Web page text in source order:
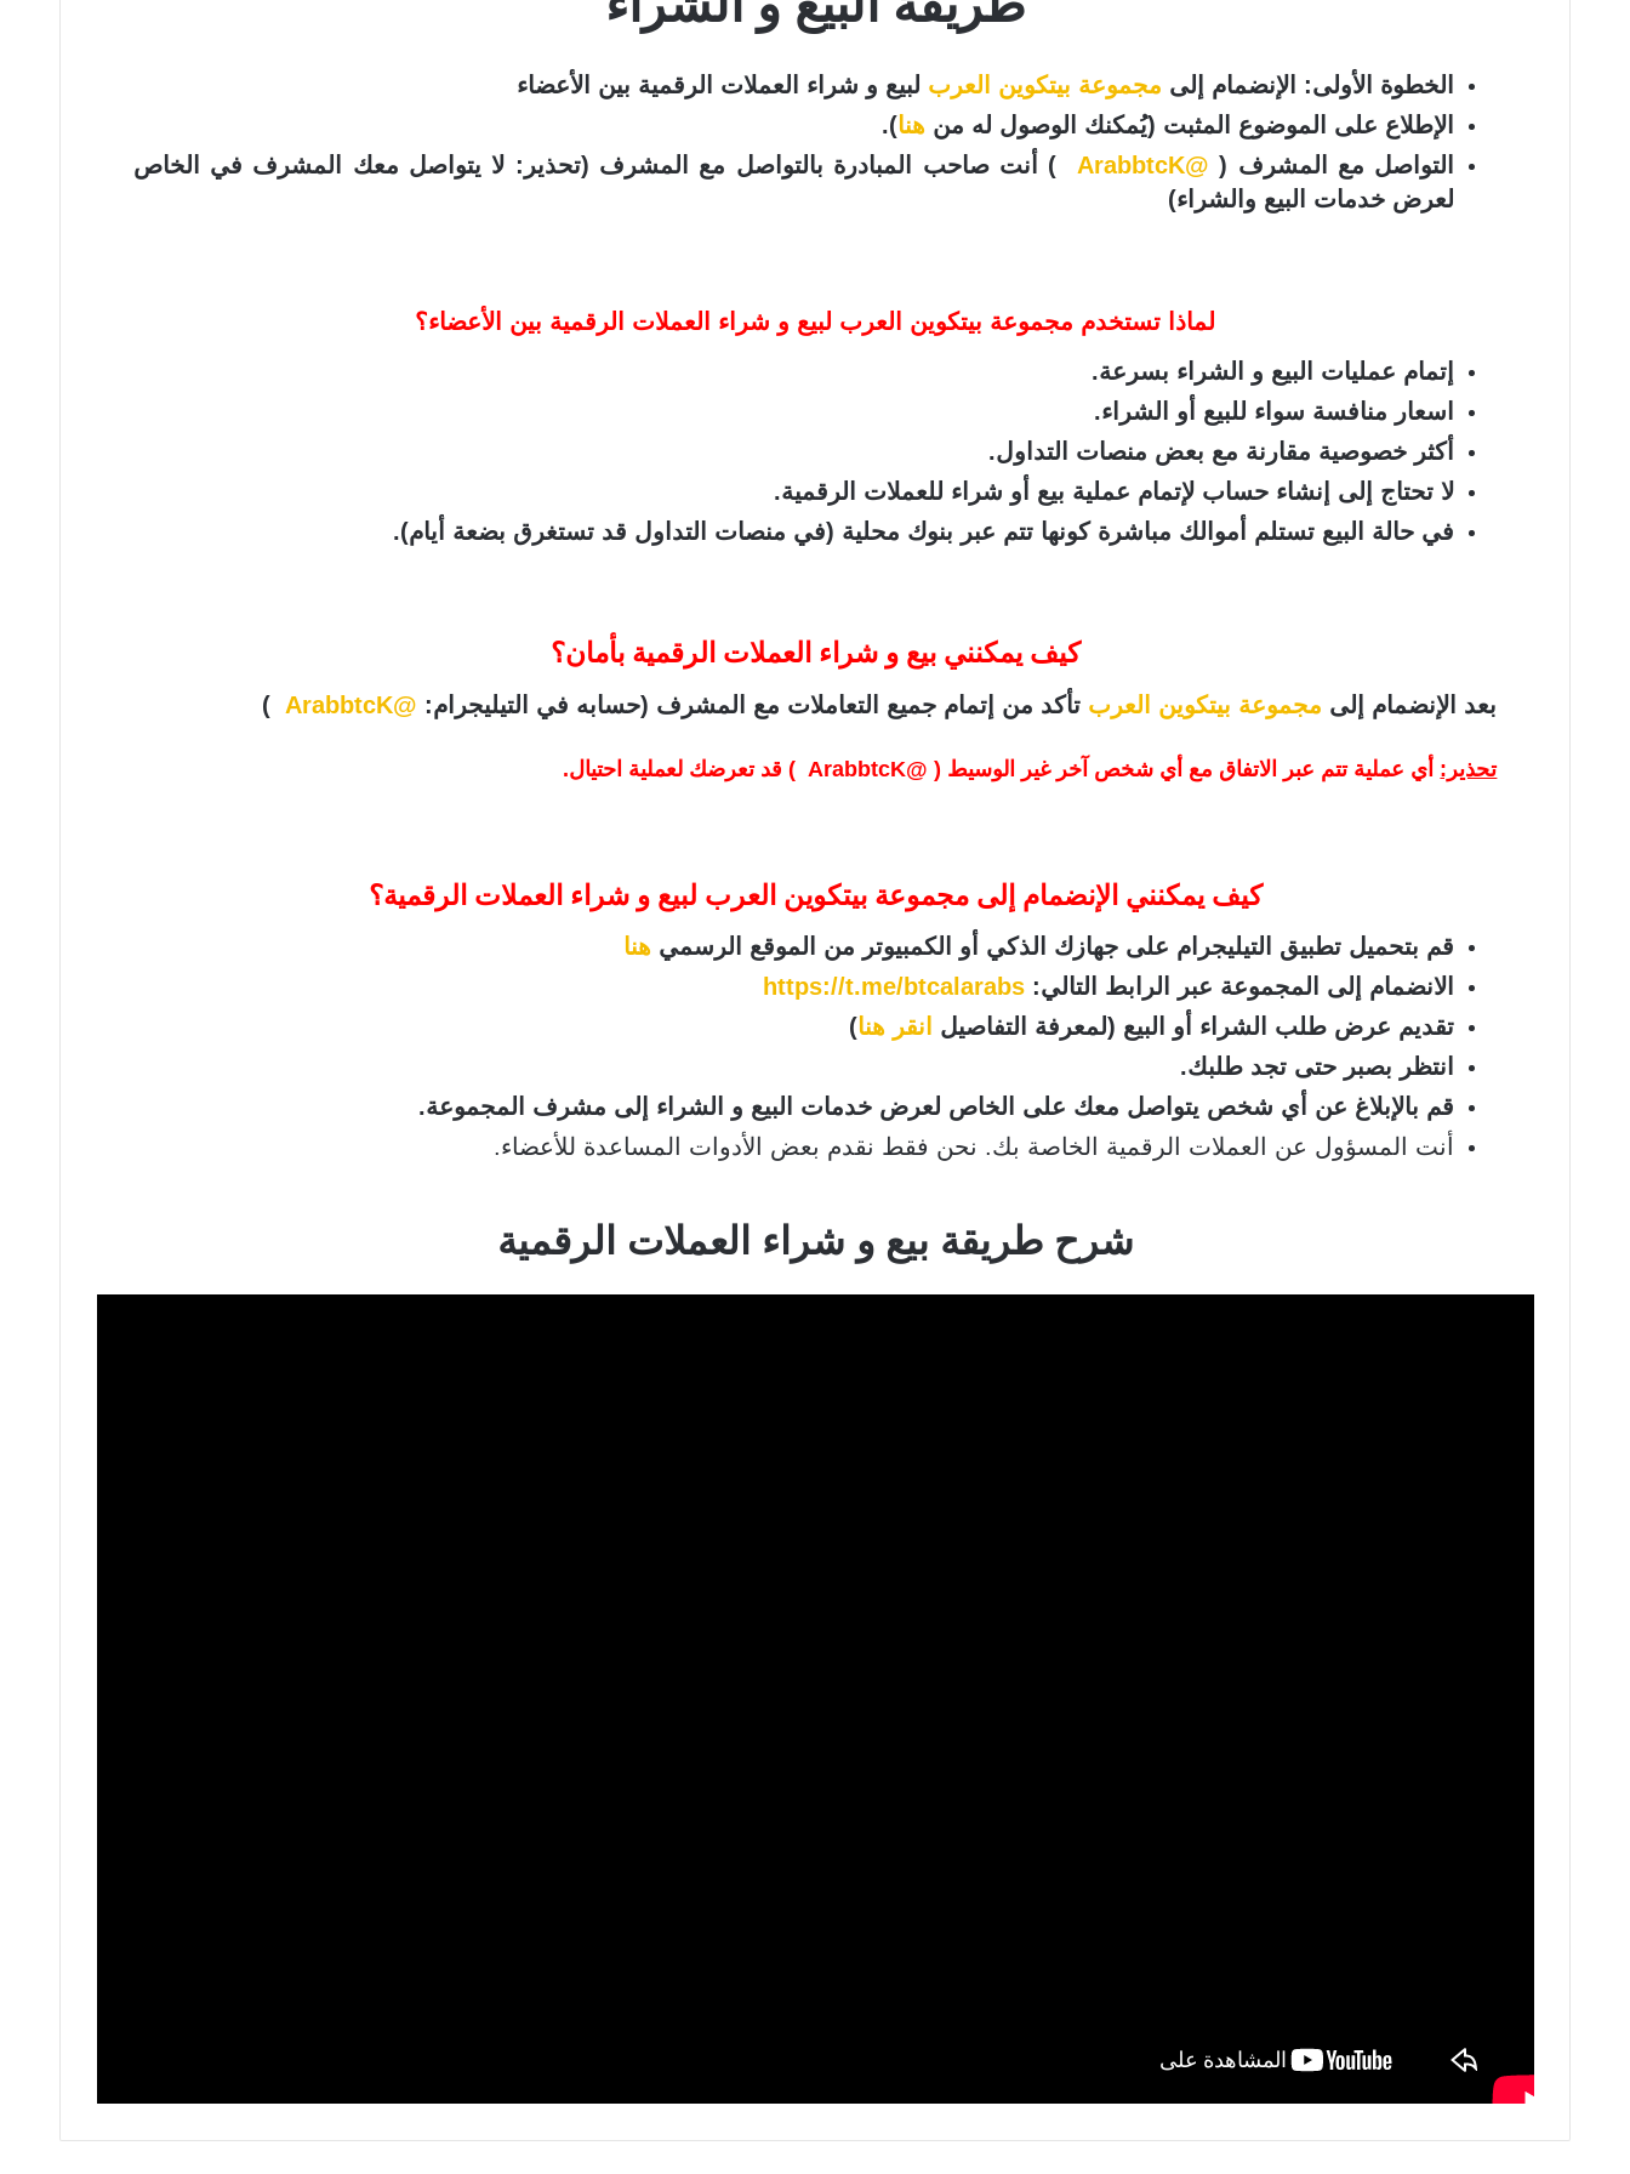
الخطوة الأولى: الإنضمام إلى مجموعة بيتكوين العرب لبيع و شراء العملات الرقمية بين الأعضاء
الإطلاع على الموضوع المثبت (يُمكنك الوصول له من هنا).
التواصل مع المشرف ( @ArabbtcK
) أنت صاحب المبادرة بالتواصل مع المشرف (تحذير: لا يتواصل معك المشرف في الخاص
لعرض خدمات البيع والشراء)
لماذا تستخدم مجموعة بيتكوين العرب لبيع و شراء العملات الرقمية بين الأعضاء؟
إتمام عمليات البيع و الشراء بسرعة.
اسعار منافسة سواء للبيع أو الشراء.
أكثر خصوصية مقارنة مع بعض منصات التداول.
لا تحتاج إلى إنشاء حساب لإتمام عملية بيع أو شراء للعملات الرقمية.
في حالة البيع تستلم أموالك مباشرة كونها تتم عبر بنوك محلية (في منصات التداول قد تستغرق بضعة أيام).
كيف يمكنني بيع و شراء العملات الرقمية بأمان؟
بعد الإنضمام إلى مجموعة بيتكوين العرب تأكد من إتمام جميع التعاملات مع المشرف (حسابه في التيليجرام: @ArabbtcK
)
تحذير: أي عملية تتم عبر الاتفاق مع أي شخص آخر غير الوسيط ( @ArabbtcK ) قد تعرضك لعملية احتيال.
كيف يمكنني الإنضمام إلى مجموعة بيتكوين العرب لبيع و شراء العملات الرقمية؟
قم بتحميل تطبيق التيليجرام على جهازك الذكي أو الكمبيوتر من الموقع الرسمي هنا
الانضمام إلى المجموعة عبر الرابط التالي: https://t.me/btcalarabs
تقديم عرض طلب الشراء أو البيع (لمعرفة التفاصيل
انقر هنا)
انتظر بصبر حتى تجد طلبك.
قم بالإبلاغ عن أي شخص يتواصل معك على الخاص لعرض خدمات البيع و الشراء إلى مشرف المجموعة.
أنت المسؤول عن العملات الرقمية الخاصة بك. نحن فقط نقدم بعض الأدوات المساعدة للأعضاء.
شرح طريقة بيع و شراء العملات الرقمية